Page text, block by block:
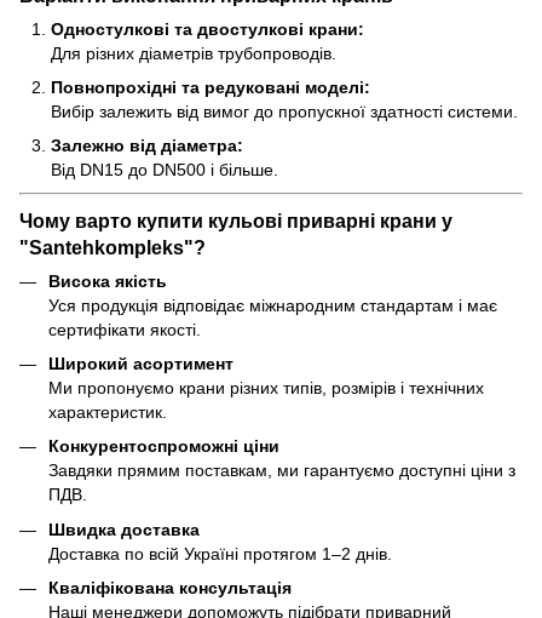
Одностулкові та двостулкові крани:
Для різних діаметрів трубопроводів.
Повнопрохідні та редуковані моделі:
Вибір залежить від вимог до пропускної здатності системи.
Залежно від діаметра:
Від DN15 до DN500 і більше.
Чому варто купити кульові приварні крани у
"Santehkompleks"?
Висока якість
Уся продукція відповідає міжнародним стандартам і має
сертифікати якості.
Широкий асортимент
Ми пропонуємо крани різних типів, розмірів і технічних
характеристик.
Конкурентоспроможні ціни
Завдяки прямим поставкам, ми гарантуємо доступні ціни з
ПДВ.
Швидка доставка
Доставка по всій Україні протягом 1–2 днів.
Кваліфікована консультація
Наші менеджери допоможуть підібрати приварний